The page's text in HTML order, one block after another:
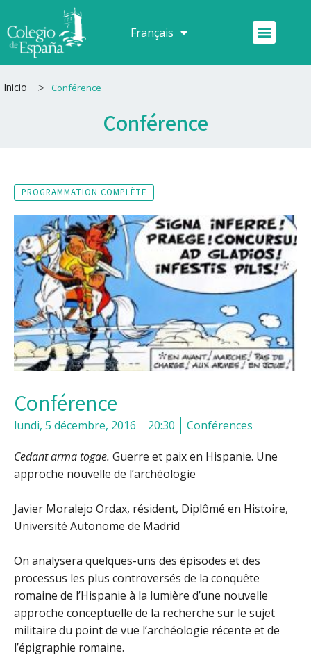
au
contenu
Français
Español Menu
Inicio > Conférence
Conférence
PROGRAMMATION COMPLÈTE
Conférence
lundi, 5 décembre, 2016 20:30 Conférences
Cedant arma togae. Guerre et paix en Hispanie. Une
approche nouvelle de l’archéologie
Javier Moralejo Ordax, résident, Diplômé en Histoire,
Université Autonome de Madrid
On analysera quelques-uns des épisodes et des
processus les plus controversés de la conquête
romaine de l’Hispanie à la lumière d’une nouvelle
approche conceptuelle de la recherche sur le sujet
militaire du point de vue l’archéologie récente et de
l’épigraphie romaine.